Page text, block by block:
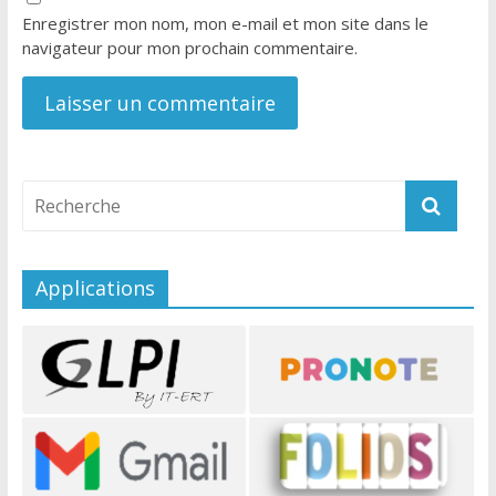
Enregistrer mon nom, mon e-mail et mon site dans le
navigateur pour mon prochain commentaire.
Applications